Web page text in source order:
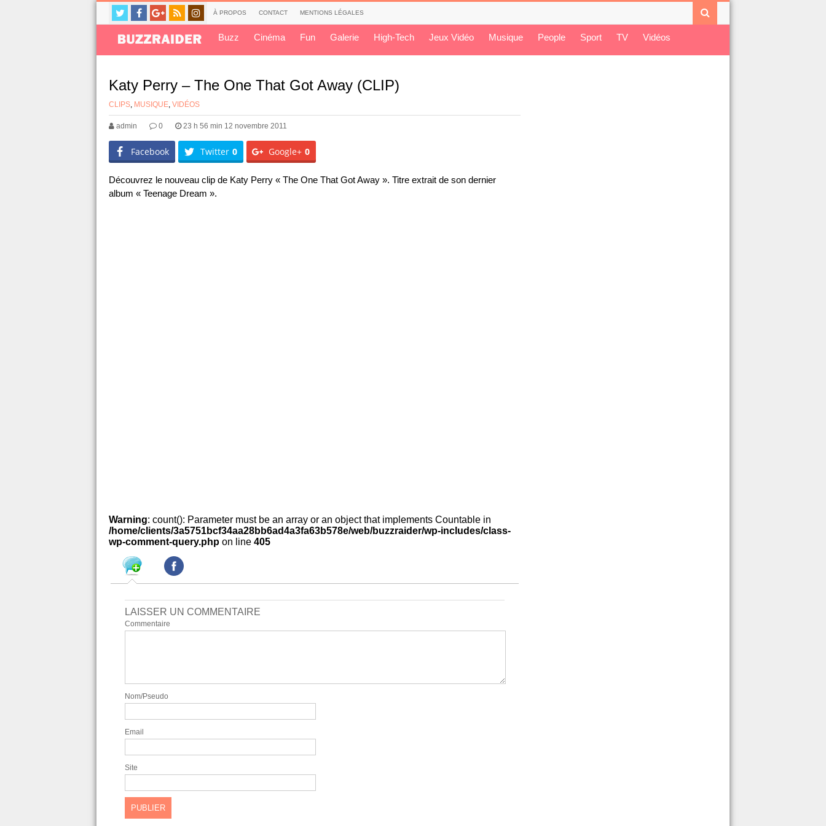
À PROPOS CONTACT MENTIONS LÉGALES
Buzz Cinéma Fun Galerie High-Tech Jeux Vidéo Musique People Sport TV Vidéos
Katy Perry – The One That Got Away (CLIP)
CLIPS, MUSIQUE, VIDÉOS
admin 0 23 h 56 min 12 novembre 2011
Facebook Twitter 0 Google+ 0
Découvrez le nouveau clip de Katy Perry « The One That Got Away ». Titre extrait de son dernier
album « Teenage Dream ».
Warning: count(): Parameter must be an array or an object that implements Countable in
/home/clients/3a5751bcf34aa28bb6ad4a3fa63b578e/web/buzzraider/wp-includes/class-
wp-comment-query.php on line 405
LAISSER UN COMMENTAIRE
Commentaire
Nom/Pseudo
Email
Site